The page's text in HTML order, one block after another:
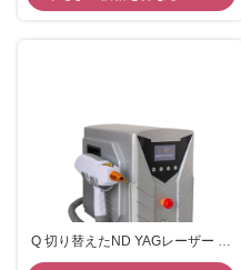
Q 切り替えたND YAGレーザー タ
トゥー除去機 1064nm 532nm 波